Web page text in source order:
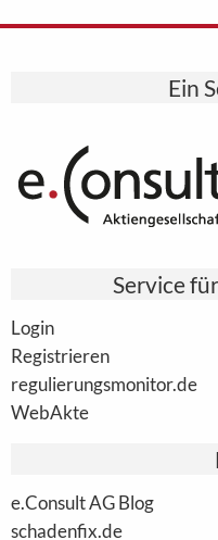
Ein
Service
Login
Registrieren
regulierungsmonitor.de
WebAkte
e.Consult AG Blog
schadenfix.de